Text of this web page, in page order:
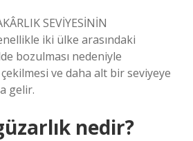
SEVİYESİNİN
iki ülke arasındaki
bozulması nedeniyle
ve daha alt bir seviyeye
gelir.
nedir?